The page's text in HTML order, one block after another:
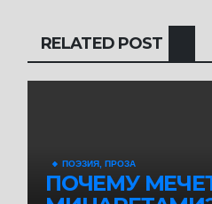
RELATED POST
🔸 ПОЭЗИЯ, ПРОЗА
ПОЧЕМУ